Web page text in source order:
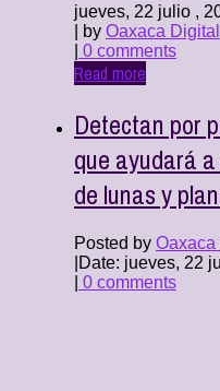
jueves, 22 julio ,
| by Oaxaca Digital
0 comments
Read more
Detectan por
que ayudará
de lunas y
Posted by Oaxaca
Date: jueves, 22
0 comments